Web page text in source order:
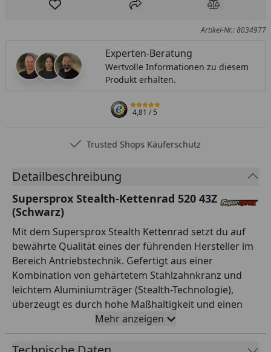
Produkt zur Wunschliste hinzufügen
Teilen Produkt
Artikel-Nr.: 8034977
Experten-Beratung
Wertvolle Informationen zu diesem
Produkt erhalten.
4,81/ 5
Trusted Shops Käuferschutz
Detailbeschreibung
Supersprox Stealth-Kettenrad 520 43Z
(Schwarz)
Mit dem Supersprox Stealth Kettenrad setzt du auf
bewährte Qualität eines der führenden Hersteller im
Bereich Antriebstechnik. Gefertigt aus einer
Kombination von gehärtetem Stahlzahnkranz und
leichtem Aluminiumträger (Stealth-Technologie),
überzeugt es durch hohe Maßhaltigkeit und einen
ruhigen Lauf. Die Verzahnung ist auf Teilung 520 und
43 Zähne ausgelegt und passt damit exakt zur
entsprechenden Kette. Mit einem Innendurchmesser
Mehr anzeigen